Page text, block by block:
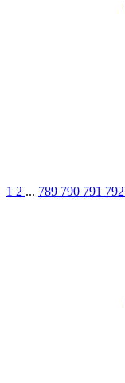
1 2 ... 789 790 791 792